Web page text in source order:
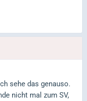
sehe das genauso.
nicht mal zum SV,